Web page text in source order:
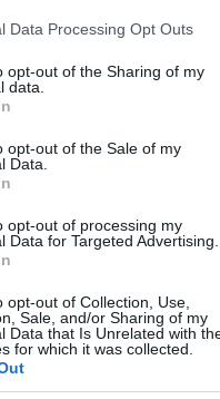
this website/app uses one
your visit or usage behaviour.
consent to Google and its
for below specified purposes
Data Processing Opt Outs
opt-out of the Sharing of my
data.
opt-out of the Sale of my
Data.
opt-out of processing my
Data for Targeted Advertising.
opt-out of Collection, Use,
Sale, and/or Sharing of my
Data that Is Unrelated with
for which it was collected.
ανεπάρκεια της πρόληψης
πυρκαγιών
Seyla Benhabib: «Η
διαδικασίες»
Α΄ Δημοτικού
Ολυμπιακή Επιτροπή
των μαρμάρων του
Σταδίου
H σημασία του
αλφαβητισμού των νέων